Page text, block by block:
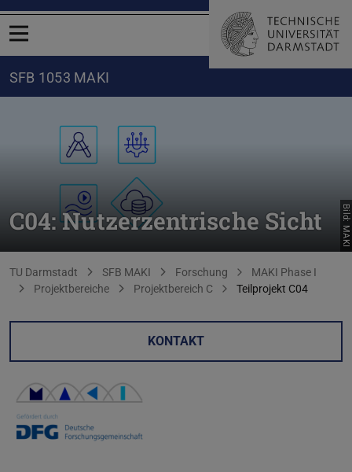
Menü öffnen
SFB 1053 MAKI
C04: Nutzerzentrische Sicht Bild: MAKI
Sie befinden sich hier:
TU Darmstadt SFB MAKI Forschung
MAKI Phase I
Projektbereiche
Projektbereich C Teilprojekt C04
KONTAKT